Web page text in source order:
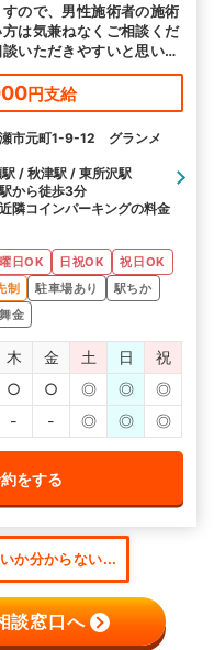
ので、男性施術者の施術
は気兼ねなくご相談くだ
いただきやすいと思いま
円支給
市元町1-9-12 グランメ
/ 秋津駅 / 東所沢駅
から徒歩3分
隣コインパーキングの料金
日OK 日祝OK
祝日OK
制 駐車場あり
駅ちか
金
木 金 土 日
祝
○ ○ ◎ ◎
◎
- - ◎ ◎ ◎
をする
か分からない...
談窓口へ